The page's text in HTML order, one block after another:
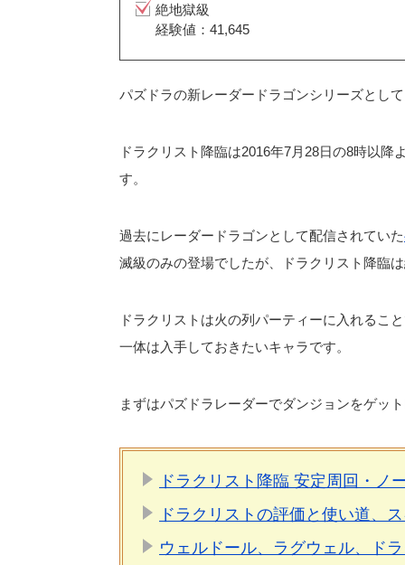
絶地獄級
経験値：41,645
パズドラの新レーダードラゴンシリーズとし
ドラクリスト降臨は2016年7月28日の8時以
す。
過去にレーダードラゴンとして配信されていた
滅級のみの登場でしたが、ドラクリスト降臨
ドラクリストは火の列パーティーに入れるこ
一体は入手しておきたいキャラです。
まずはパズドラレーダーでダンジョンをゲッ
ドラクリスト降臨 安定周回・ノ
ドラクリストの評価と使い道、
ウェルドール、ラグウェル、ド